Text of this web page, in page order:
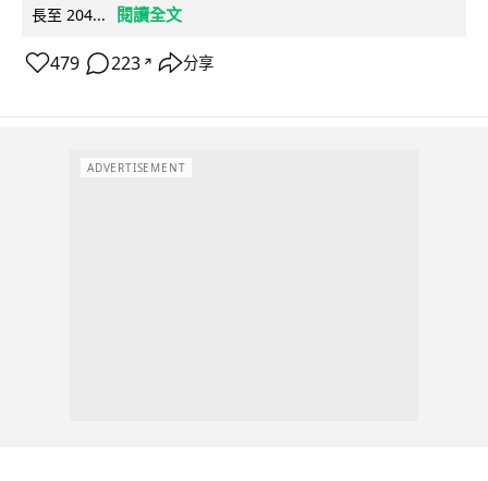
長至 204...
閱讀全文
479 223 ↗ 分享
ADVERTISEMENT